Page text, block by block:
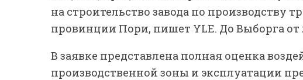
на строительство завода по производству
провинции Пори, пишет YLE. До Выборга от
В заявке представлена полная оценка
производственной зоны и эксплуатации